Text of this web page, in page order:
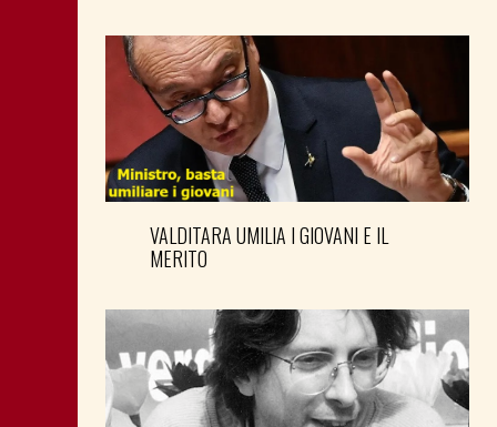
VALDITARA UMILIA I GIOVANI E IL
MERITO